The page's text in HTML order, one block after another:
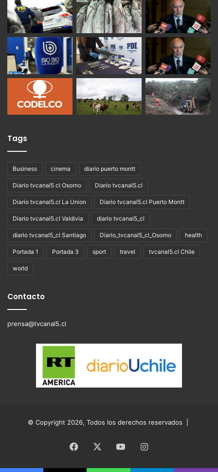
Tags
Business cinema diario puerto montt
Diario tvcanal5 cl Osorno Diario tvcanal5.cl
Diario tvcanal5.cl La Union Diario tvcanal5.cl Puerto Montt
Diario tvcanal5.cl Valdivia diario tvcanal5_cl
diario tvcanal5_cl Santiago Diario_tvcanal5_cl_Osorno health
Portada 1 Portada 3 sport travel tvcanal5.cl Chile
world
Contacto
prensa@tvcanal5.cl
© Copyright 2026, Todos los derechos reservados |
Facebook YouTubeInstagram